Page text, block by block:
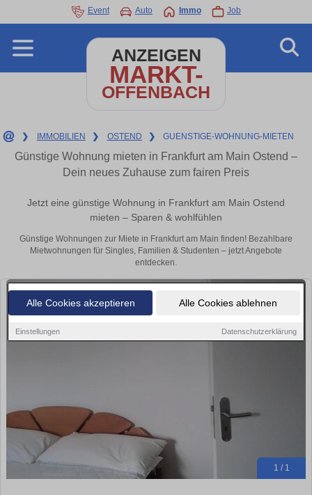
Alle Cookies akzeptieren Alle Cookies ablehnen
Einstellungen Datenschutzerklärung
Event Auto Immo Job
ANZEIGEN
MARKT-
OFFENBACH
❯ IMMOBILIEN ❯ OSTEND ❯ GUENSTIGE-WOHNUNG-MIETEN
Günstige Wohnung mieten in Frankfurt am Main Ostend –
Dein neues Zuhause zum fairen Preis
Jetzt eine günstige Wohnung in Frankfurt am Main Ostend
mieten – Sparen & wohlfühlen
Günstige Wohnungen zur Miete in Frankfurt am Main finden! Bezahlbare
Mietwohnungen für Singles, Familien & Studenten – jetzt Angebote
entdecken.
1 / 1